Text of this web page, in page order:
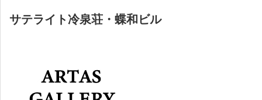
サテライト冷泉荘・蝶和ビル